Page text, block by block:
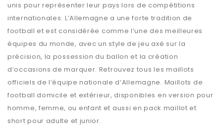
unis pour représenter leur pays lors de compétitions
internationales. L’Allemagne a une forte tradition de
football et est considérée comme l’une des meilleures
équipes du monde, avec un style de jeu axé sur la
précision, la possession du ballon et la création
d’occasions de marquer. Retrouvez tous les maillots
officiels de l’équipe nationale d’Allemagne. Maillots de
football domicile et extérieur, disponibles en version pour
homme, femme, ou enfant et aussi en pack maillot et
short pour adulte et junior.